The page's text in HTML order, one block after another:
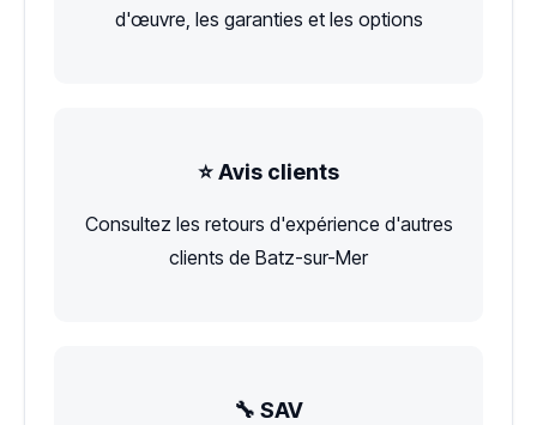
d'œuvre, les garanties et les options
⭐ Avis clients
Consultez les retours d'expérience d'autres
clients de Batz-sur-Mer
🔧 SAV